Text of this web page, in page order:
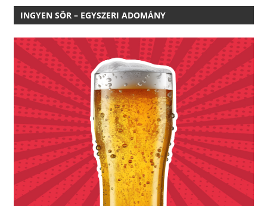
INGYEN SÖR – EGYSZERI ADOMÁNY